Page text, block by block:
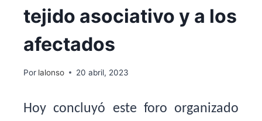
tejido asociativo y a los
afectados
Por lalonso 20 abril, 2023
Hoy concluyó este foro organizado